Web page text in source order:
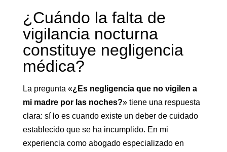
¿Cuándo la falta de
vigilancia nocturna
constituye negligencia
médica?
La pregunta «¿Es negligencia que no vigilen a
mi madre por las noches?» tiene una respuesta
clara: sí lo es cuando existe un deber de cuidado
establecido que se ha incumplido. En mi
experiencia como abogado especializado en